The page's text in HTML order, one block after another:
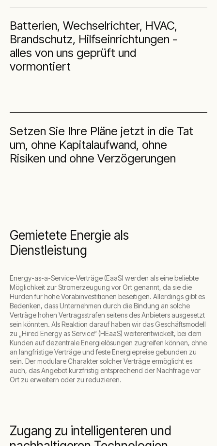
Batterien, Wechselrichter, HVAC,
Brandschutz, Hilfseinrichtungen -
alles von uns geprüft und
vormontiert
Setzen Sie Ihre Pläne jetzt in die Tat
um, ohne Kapitalaufwand, ohne
Risiken und ohne Verzögerungen
Gemietete Energie als
Dienstleistung
Energy-as-a-Service-Verträge (EaaS) werden als eine beliebte
Möglichkeit zur Stromerzeugung vor Ort genannt, da sie die
Hürden für hohe Vorabinvestitionen beseitigen. Allerdings gibt es
Bedenken, dass Unternehmen durch die Bindung an solche
Verträge hohen Vertragsstrafen seitens des Anbieters ausgesetzt
sein könnten. Als Reaktion darauf haben wir das Geschäftsmodell
zu „Hired Energy as Service“ (HEaaS) weiterentwickelt, bei dem
Kunden auf dezentrale Energielösungen zugreifen können, ohne
an langfristige Verträge und feste Energiepreise gebunden zu
sein. Der modulare Charakter solcher Verträge ermöglicht es
auch, das Angebot kurzfristig entsprechend der Nachfrage vor
Ort zu erweitern oder zu reduzieren.
Zugang zu intelligenteren und